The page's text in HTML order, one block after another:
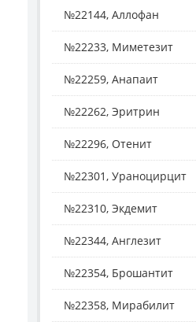
№22144, Аллофан
№22233, Миметезит
№22259, Анапаит
№22262, Эритрин
№22296, Отенит
№22301, Ураноцирцит
№22310, Экдемит
№22344, Англезит
№22354, Брошантит
№22358, Мирабилит